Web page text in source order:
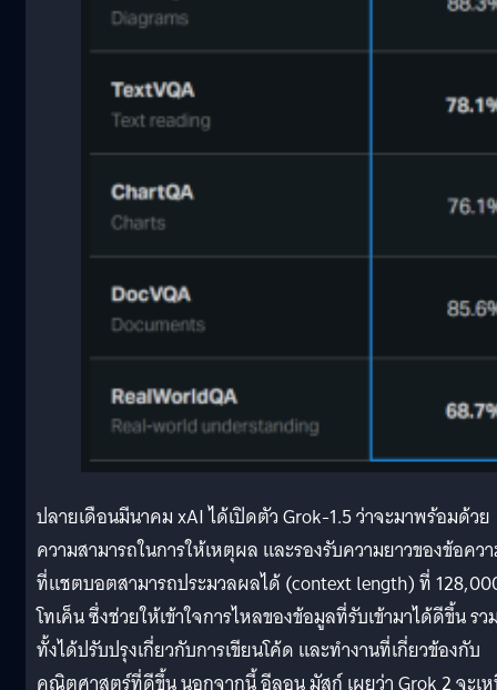
ปลายเดือนมีนาคม xAI ได้เปิดตัว Grok-1.5 ว่าจะมาพร้อมด้วย
ความสามารถในการให้เหตุผล และรองรับความยาวของข้อคว
ที่แชตบอตสามารถประมวลผลได้ (context length) ที่
โทเค็น ซึ่งช่วยให้เข้าใจการไหลของข้อมูลที่รับเข้ามาได้ดีขึ้น รว
ทั้งได้ปรับปรุงเกี่ยวกับการเขียนโค้ด และทำงานที่เกี่ยวข้องกับ